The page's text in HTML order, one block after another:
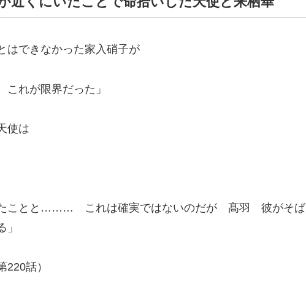
はできなかった家入硝子が
れが限界だった」
使は
たことと……… これは確実ではないのだが 髙羽 彼がそば
話）